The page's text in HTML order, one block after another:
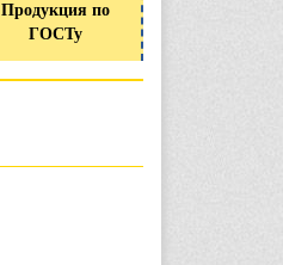
Продукция по
ГОСТу